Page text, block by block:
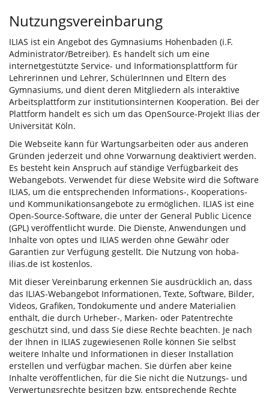
Nutzungsvereinbarung
ILIAS ist ein Angebot des Gymnasiums Hohenbaden (i.F.
Administrator/Betreiber). Es handelt sich um eine
internetgestützte Service- und Informationsplattform für
Lehrerinnen und Lehrer, SchülerInnen und Eltern des
Gymnasiums, und dient deren Mitgliedern als interaktive
Arbeitsplattform zur institutionsinternen Kooperation. Bei der
Plattform handelt es sich um das OpenSource-Projekt Ilias der
Universität Köln.
Die Webseite kann für Wartungsarbeiten oder aus anderen
Gründen jederzeit und ohne Vorwarnung deaktiviert werden.
Es besteht kein Anspruch auf ständige Verfügbarkeit des
Webangebots. Verwendet für diese Website wird die Software
ILIAS, um die entsprechenden Informations-, Kooperations-
und Kommunikationsangebote zu ermöglichen. ILIAS ist eine
Open-Source-Software, die unter der General Public Licence
(GPL) veröffentlicht wurde. Die Dienste, Anwendungen und
Inhalte von optes und ILIAS werden ohne Gewähr oder
Garantien zur Verfügung gestellt. Die Nutzung von hoba-
ilias.de ist kostenlos.
Mit dieser Vereinbarung erkennen Sie ausdrücklich an, dass
das ILIAS-Webangebot Informationen, Texte, Software, Bilder,
Videos, Grafiken, Tondokumente und andere Materialien
enthält, die durch Urheber-, Marken- oder Patentrechte
geschützt sind, und dass Sie diese Rechte beachten. Je nach
der Ihnen in ILIAS zugewiesenen Rolle können Sie selbst
weitere Inhalte und Informationen in dieser Installation
erstellen und verfügbar machen. Sie dürfen aber keine
Inhalte veröffentlichen, für die Sie nicht die Nutzungs- und
Verwertungsrechte besitzen bzw. entsprechende Rechte